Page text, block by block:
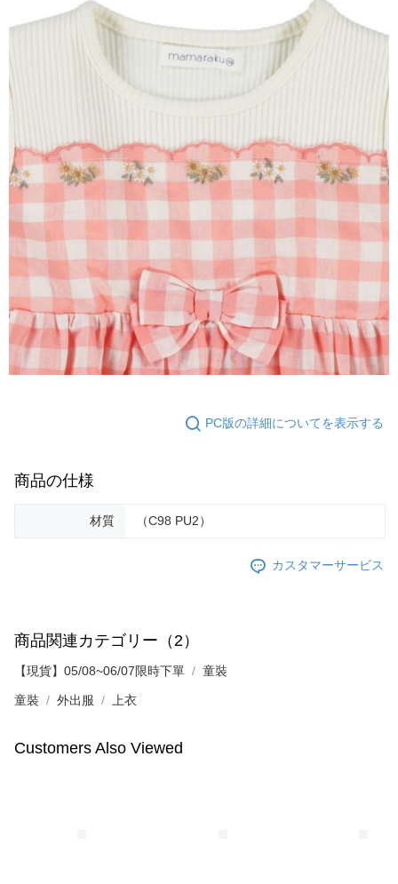
PC版の詳細についてを表示する
商品の仕様
材質 （C98 PU2）
カスタマーサービス
商品関連カテゴリー（2）
【現貨】05/08~06/07限時下單 童裝
童裝 外出服 上衣
Customers Also Viewed